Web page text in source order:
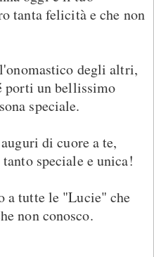
tanta felicità e che non
degli altri,
porti un bellissimo
speciale.
di cuore a te,
speciale e unica!
a tutte le "Lucie" che
non conosco.